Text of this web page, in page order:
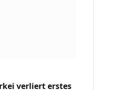
verliert erstes